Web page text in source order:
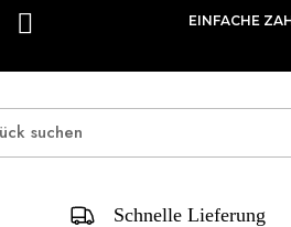
Schnelle Lieferung